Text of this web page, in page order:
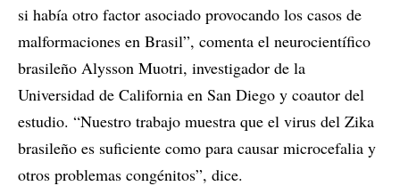
si había otro factor asociado provocando los casos de
malformaciones en Brasil”, comenta el neurocientífico
brasileño Alysson Muotri, investigador de la
Universidad de California en San Diego y coautor del
estudio. “Nuestro trabajo muestra que el virus del Zika
brasileño es suficiente como para causar microcefalia y
otros problemas congénitos”, dice.